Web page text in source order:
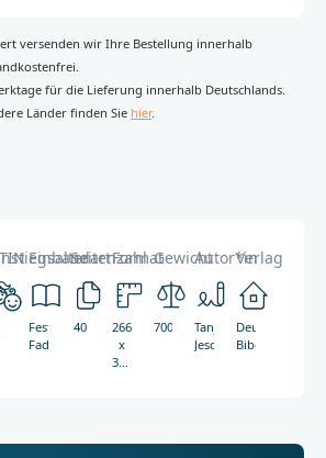
versenden wir Ihre Bestellung innerhalb
für die Lieferung innerhalb Deutschlands.
Länder finden Sie hier.
Einbandart
Festeinband,
Fadenheftung
Seitenzahl
40
Format
266
x
306
Gewicht
700g
Autor*in
Tanja
Jeschke
Verlag
Deutsche